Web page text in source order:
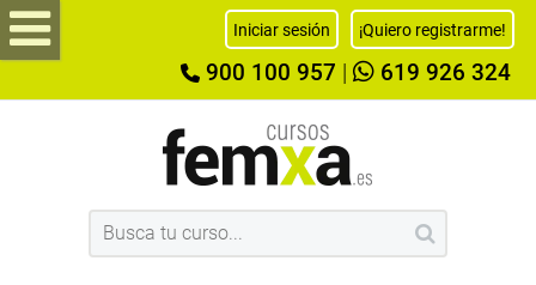
Iniciar sesión ¡Quiero registrarme!
900 100 957 619 926 324